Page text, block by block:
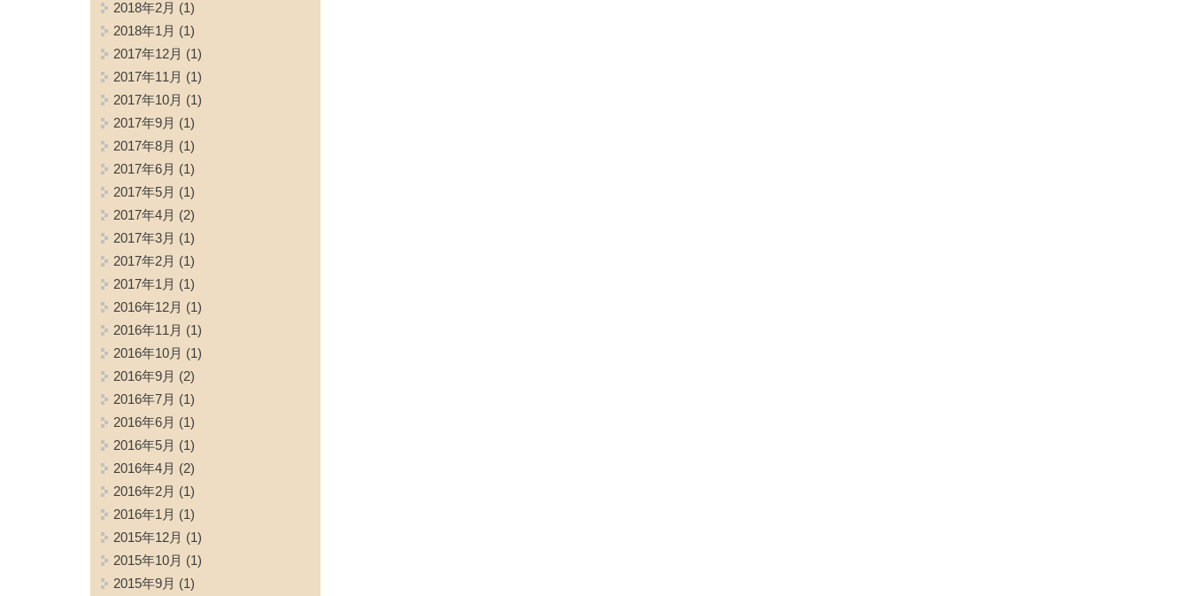
2018年2月 (1)
2018年1月 (1)
2017年12月 (1)
2017年11月 (1)
2017年10月 (1)
2017年9月 (1)
2017年8月 (1)
2017年6月 (1)
2017年5月 (1)
2017年4月 (2)
2017年3月 (1)
2017年2月 (1)
2017年1月 (1)
2016年12月 (1)
2016年11月 (1)
2016年10月 (1)
2016年9月 (2)
2016年7月 (1)
2016年6月 (1)
2016年5月 (1)
2016年4月 (2)
2016年2月 (1)
2016年1月 (1)
2015年12月 (1)
2015年10月 (1)
2015年9月 (1)